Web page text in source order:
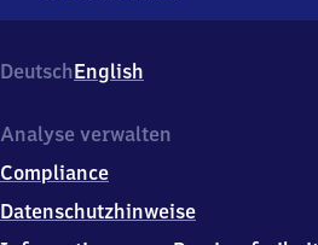
Am
Niederhof
0
8
0
DeutschEnglish
Analyse verwalten
Compliance
Datenschutzhinweise